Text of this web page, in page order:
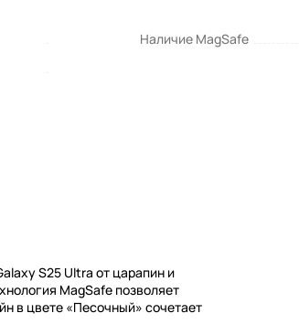
Наличие MagSafe
S25 Ultra от царапин и
MagSafe позволяет
в цвете «Песочный» сочетает